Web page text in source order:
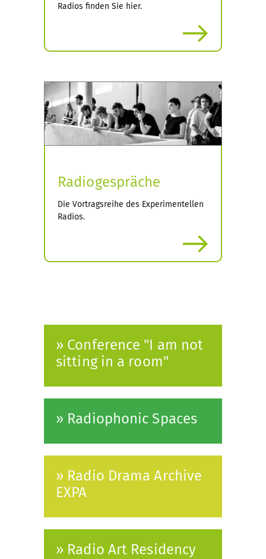
» Conference "I am not
sitting in a room"
» Radiophonic Spaces
» Radio Drama Archive
EXPA
» Radio Art Residency
Radios finden Sie hier.
Radiogespräche
Die Vortragsreihe des Experimentellen
Radios.